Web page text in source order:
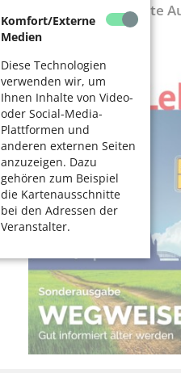
Komfort/Externe
Medien
Diese Technologien
verwenden wir, um
Ihnen Inhalte von Video-
oder Social-Media-
Plattformen und
anderen externen Seiten
anzuzeigen. Dazu
gehören zum Beispiel
die Kartenausschnitte
bei den Adressen der
Veranstalter.
Wegweiser - Aktualisierte
2027